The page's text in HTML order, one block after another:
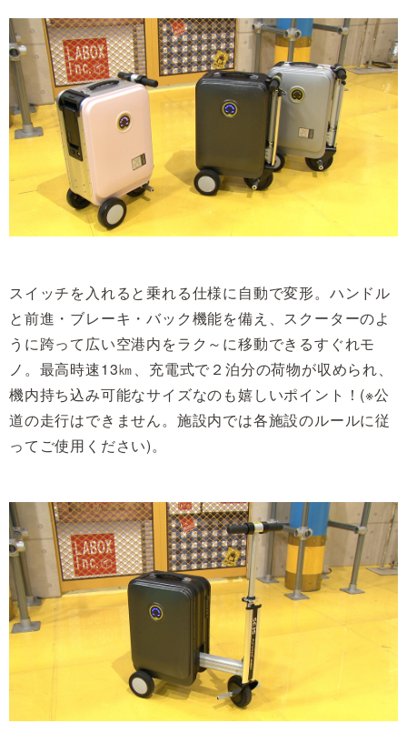
スイッチを入れると乗れる仕様に自動で変形。ハンドル
と前進・ブレーキ・バック機能を備え、スクーターのよ
うに跨って広い空港内をラク～に移動できるすぐれモ
ノ。最高時速13㎞、充電式で２泊分の荷物が収められ、
機内持ち込み可能なサイズなのも嬉しいポイント！(※公
道の走行はできません。施設内では各施設のルールに従
ってご使用ください)。